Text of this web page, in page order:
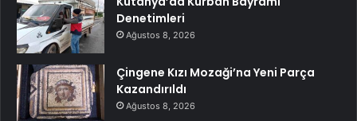
Denetimleri
Ağustos 8, 2026
Çingene Kızı Mozaği’na Yeni Parça
Kazandırıldı
Ağustos 8, 2026